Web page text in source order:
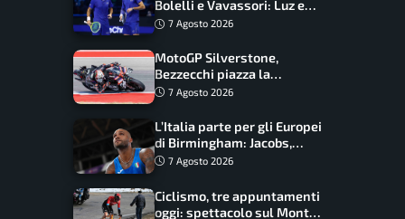
Bolelli e Vavassori: Luz e
Matos fermano gli azzurri
7 Agosto 2026
MotoGP Silverstone,
Bezzecchi piazza la
zampata: Aprilia domina,
7 Agosto 2026
L’Italia parte per gli Europei
di Birmingham: Jacobs,
Tamberi e Battocletti
record
7 Agosto 2026
Ciclismo, tre appuntamenti
oggi: spettacolo sul Mont